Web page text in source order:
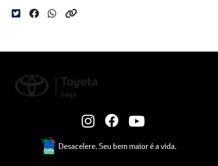
Desacelere. Seu bem maior é a vida.